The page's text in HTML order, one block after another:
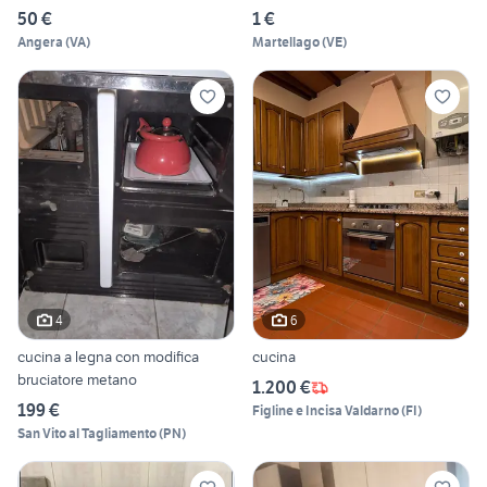
50 €
Angera (VA)
1 €
Martellago(VE)
4
cucina a legna con modifica
bruciatore metano
199 €
San Vito al Tagliamento(PN)
6
cucina
1.200 €
Figline e Incisa Valdarno(FI)